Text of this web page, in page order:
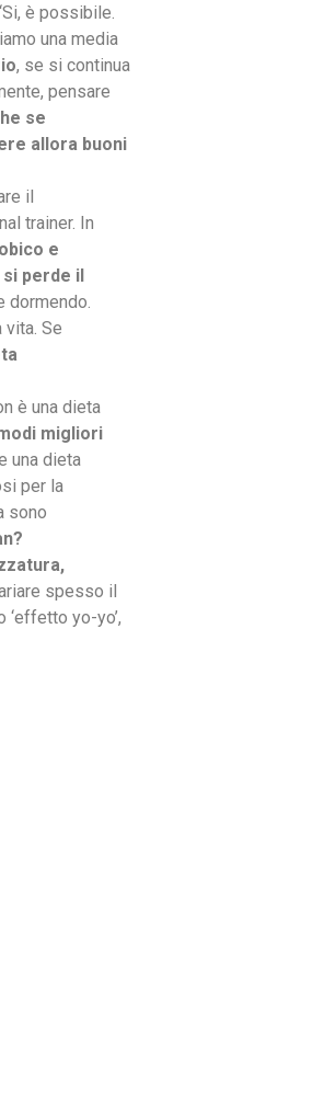
è possibile.
una media
, se si continua
pensare
se
allora buoni
il
trainer. In
e
si perde il
dormendo.
vita. Se
è una dieta
migliori
una dieta
per la
sono
spesso il
yo-yo’,